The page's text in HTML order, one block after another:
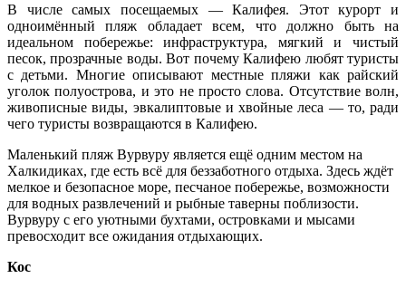
В числе самых посещаемых — Калифея. Этот курорт и
одноимённый пляж обладает всем, что должно быть на
идеальном побережье: инфраструктура, мягкий и чистый
песок, прозрачные воды. Вот почему Калифею любят туристы
с детьми. Многие описывают местные пляжи как райский
уголок полуострова, и это не просто слова. Отсутствие волн,
живописные виды, эвкалиптовые и хвойные леса — то, ради
чего туристы возвращаются в Калифею.
Маленький пляж Вурвуру является ещё одним местом на
Халкидиках, где есть всё для беззаботного отдыха. Здесь ждёт
мелкое и безопасное море, песчаное побережье, возможности
для водных развлечений и рыбные таверны поблизости.
Вурвуру с его уютными бухтами, островками и мысами
превосходит все ожидания отдыхающих.
Кос